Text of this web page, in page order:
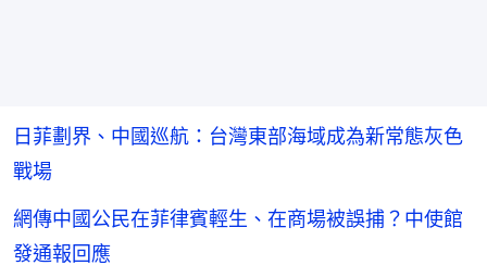
日菲劃界、中國巡航：台灣東部海域成為新常態灰色
戰場
網傳中國公民在菲律賓輕生、在商場被誤捕？中使館
發通報回應